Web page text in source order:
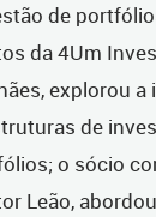
de
da 4Um
explorou
de
o sócio
Leão,